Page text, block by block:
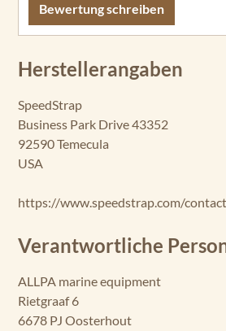
Bewertung schreiben
Herstellerangaben
SpeedStrap
Business Park Drive 43352
92590 Temecula
USA
https://www.speedstrap.com/
Verantwortliche
ALLPA marine equipment
Rietgraaf 6
6678 PJ Oosterhout